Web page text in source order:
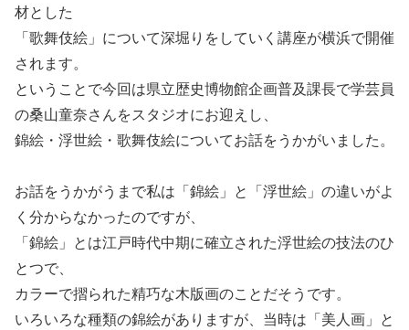
材とした
「歌舞伎絵」について深堀りをしていく講座が横浜で開催
されます。
ということで今回は県立歴史博物館企画普及課長で学芸員
の桑山童奈さんをスタジオにお迎えし、
錦絵・浮世絵・歌舞伎絵についてお話をうかがいました。
お話をうかがうまで私は「錦絵」と「浮世絵」の違いがよ
く分からなかったのですが、
「錦絵」とは江戸時代中期に確立された浮世絵の技法のひ
とつで、
カラーで摺られた精巧な木版画のことだそうです。
いろいろな種類の錦絵がありますが、当時は「美人画」と